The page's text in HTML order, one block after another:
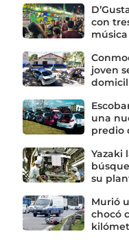
con
joven
una
predio
Yazaki
su
Murió
chocó